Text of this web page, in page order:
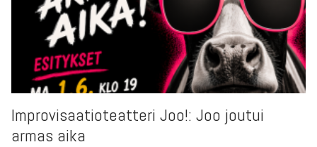
Improvisaatioteatteri Joo!: Joo joutui
armas aika